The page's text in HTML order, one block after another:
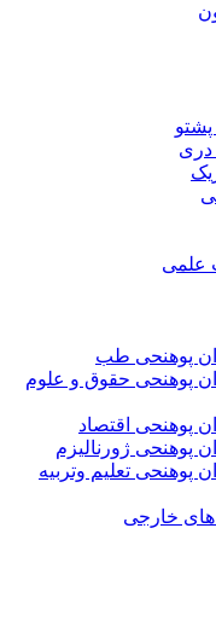
پشتو
دری
علمی
پوهنحی طب
پوهنحی حقوق و علوم
پوهنحی اقتصاد
پوهنحی ژورنالیزم
پوهنحی تعلیم وتربیه
خارجی